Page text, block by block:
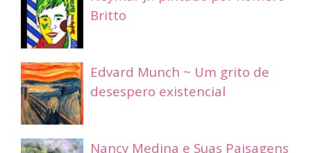
Britto
Edvard Munch ~ Um grito de
desespero existencial
Nancy Medina e Suas Paisagens